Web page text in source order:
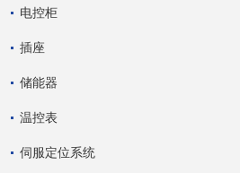
电控柜
插座
储能器
温控表
伺服定位系统